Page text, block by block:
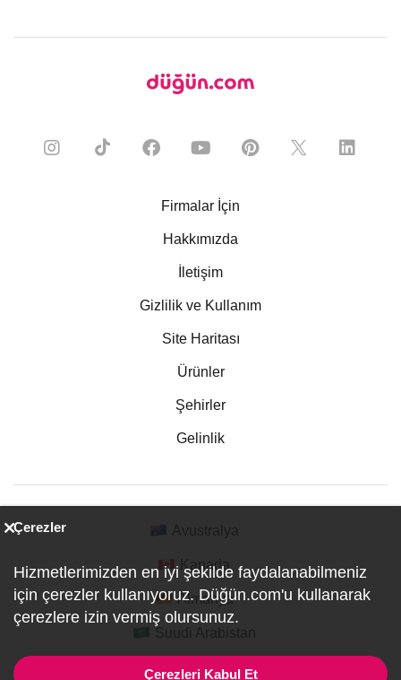
Firmalar İçin
Hakkımızda
İletişim
Gizlilik ve Kullanım
Site Haritası
Ürünler
Şehirler
Gelinlik
Kanada
Almanya
Çerezler
Hizmetlerimizden en iyi şekilde faydalanabilmeniz
için çerezler kullanıyoruz. Düğün.com'u kullanarak
çerezlere izin vermiş olursunuz.
Çerezleri Kabul Et